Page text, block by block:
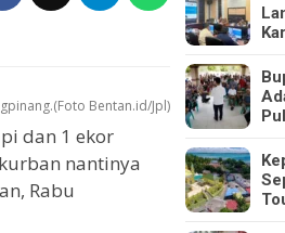
Bentan.id/Jpl)
dan 1 ekor
nantinya
Rabu